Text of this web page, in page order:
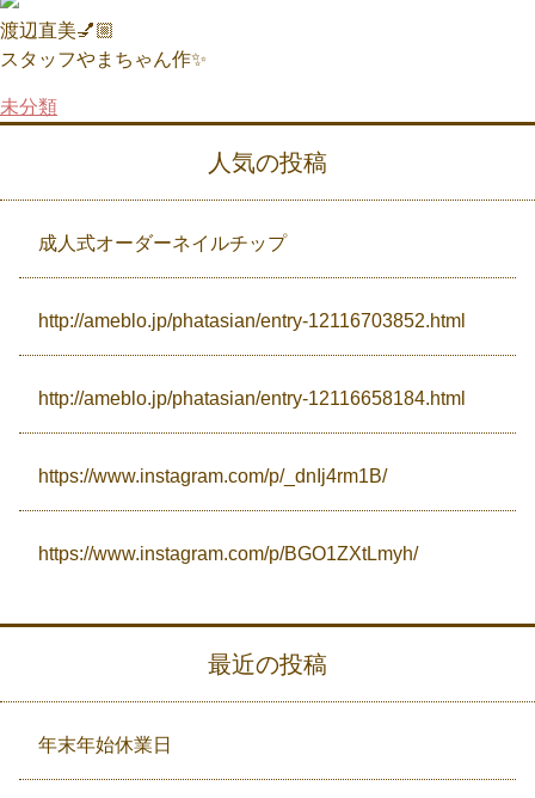
Campaign
Access
渡辺直美💅🏼
スタッフやまちゃん作✨
未分類
人気の投稿
成人式オーダーネイルチップ
http://ameblo.jp/phatasian/entry-12116703852.html
http://ameblo.jp/phatasian/entry-12116658184.html
https://www.instagram.com/p/_dnIj4rm1B/
https://www.instagram.com/p/BGO1ZXtLmyh/
最近の投稿
年末年始休業日